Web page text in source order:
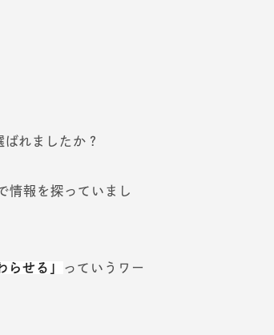
れましたか？
情報を探っていまし
らせる」
っていうワー